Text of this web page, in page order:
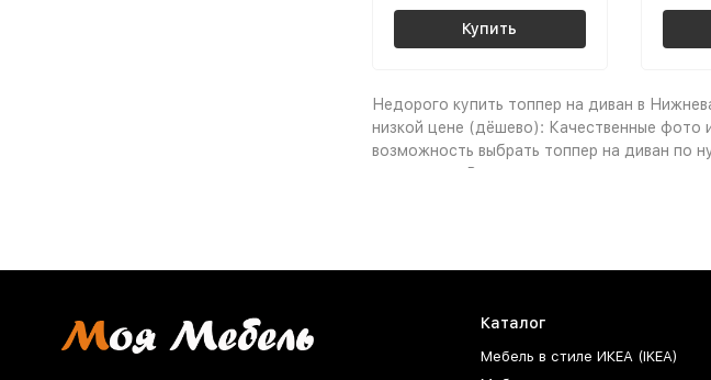
Купить
Недорого купить топпер на диван в
низкой цене (дёшево): Качественные фото
возможность выбрать топпер на диван по
помещения. Выгодные цены, акции,
гарантия, покупка мебели в рассрочку от
Почему купить Топпер
нескольких кликов, чтобы изучить обширный
Каталог
Мебель в стиле ИКЕА (IKEA)